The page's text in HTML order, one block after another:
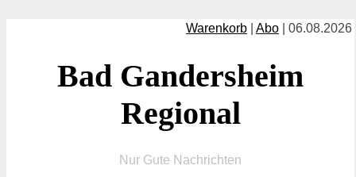
Warenkorb Abo | 06.08.2026
Bad Gandersheim
Regional
Nur Gute Nachrichten